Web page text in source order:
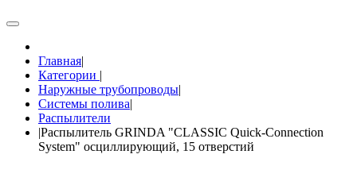
Главная|
Категории |
Наружные трубопроводы|
Системы полива|
Распылители
|Распылитель GRINDA "CLASSIC Quick-Connection
System" осциллирующий, 15 отверстий